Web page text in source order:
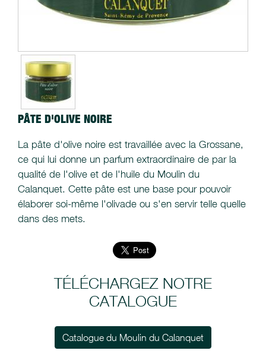
PÂTE D'OLIVE NOIRE
La pâte d'olive noire est travaillée avec la Grossane,
ce qui lui donne un parfum extraordinaire de par la
qualité de l'olive et de l'huile du Moulin du
Calanquet. Cette pâte est une base pour pouvoir
élaborer soi-même l'olivade ou s'en servir telle quelle
dans des mets.
TÉLÉCHARGEZ NOTRE
CATALOGUE
Catalogue du Moulin du Calanquet